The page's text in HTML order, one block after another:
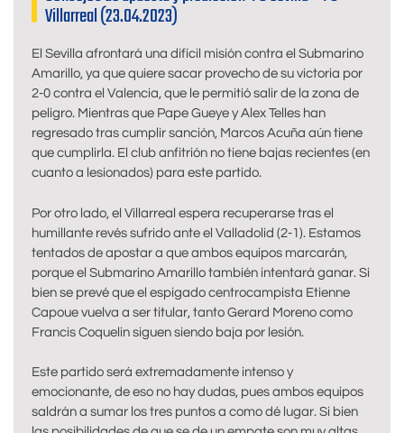
Villarreal (23.04.2023)
El Sevilla afrontará una difícil misión contra el Submarino
Amarillo, ya que quiere sacar provecho de su victoria por
2-0 contra el Valencia, que le permitió salir de la zona de
peligro. Mientras que Pape Gueye y Alex Telles han
regresado tras cumplir sanción, Marcos Acuña aún tiene
que cumplirla. El club anfitrión no tiene bajas recientes (en
cuanto a lesionados) para este partido.
Por otro lado, el Villarreal espera recuperarse tras el
humillante revés sufrido ante el Valladolid (2-1). Estamos
tentados de apostar a que ambos equipos marcarán,
porque el Submarino Amarillo también intentará ganar. Si
bien se prevé que el espigado centrocampista Etienne
Capoue vuelva a ser titular, tanto Gerard Moreno como
Francis Coquelin siguen siendo baja por lesión.
Este partido será extremadamente intenso y
emocionante, de eso no hay dudas, pues ambos equipos
saldrán a sumar los tres puntos a como dé lugar. Si bien